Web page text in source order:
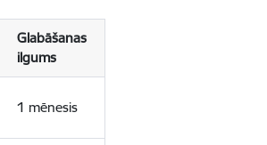
Glabāšanas
ilgums
1 mēnesis